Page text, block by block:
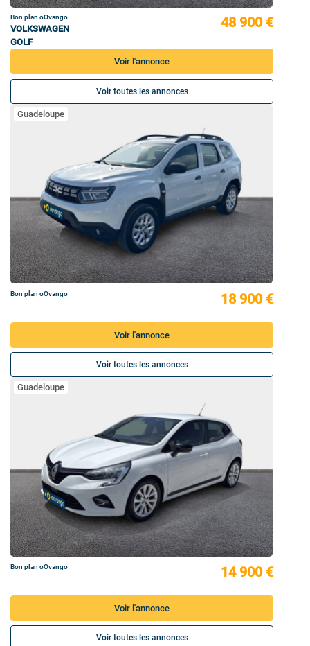
Bon plan oOvango
VOLKSWAGEN
GOLF
48 900 €
Voir l'annonce
Voir toutes les annonces
Guadeloupe
Bon plan oOvango 18 900 €
Voir l'annonce
Voir toutes les annonces
Guadeloupe
Bon plan oOvango 14 900 €
Voir l'annonce
Voir toutes les annonces